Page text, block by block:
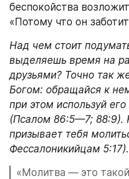
беспокойства
«Потому что он
Над чем стоит
выделяешь время на
друзьями? Точно так
Богом: обращайся к
при этом используй
(Псалом 86:5—7; 88:9).
призывает тебя
Фессалоникийцам 5:17).
«Молитва — это